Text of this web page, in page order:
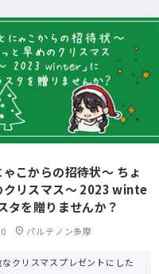
ゃこからの招待状〜 ちょ
クリスマス〜 2023 winte
タを贈りませんか？
location_on パルテノン多摩
なクリスマスプレゼントにした